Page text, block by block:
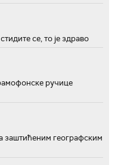
се, то је здраво
ручице
заштићеним географским